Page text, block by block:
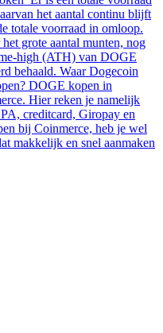
het aantal continu blijft
totale voorraad in omloop.
grote aantal munten, nog
high (ATH) van DOGE
behaald. Waar Dogecoin
DOGE kopen in
Hier reken je namelijk
creditcard, Giropay en
bij Coinmerce, heb je wel
makkelijk en snel aanmaken